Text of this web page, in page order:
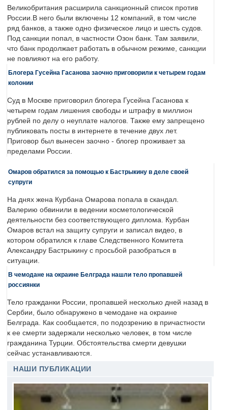
Великобритания расширила санкционный список против
России.В него были включены 12 компаний, в том числе
ряд банков, а также одно физическое лицо и шесть судов.
Под санкции попал, в частности Озон банк. Там заявили,
что банк продолжает работать в обычном режиме, санкции
не повлияют на его работу.
Блогера Гусейна Гасанова заочно приговорили к четырем годам
колонии
Суд в Москве приговорил блогера Гусейна Гасанова к
четырем годам лишения свободы и штрафу в миллион
рублей по делу о неуплате налогов. Также ему запрещено
публиковать посты в интернете в течение двух лет.
Приговор был вынесен заочно - блогер проживает за
пределами России.
Омаров обратился за помощью к Бастрыкину в деле своей
супруги
На днях жена Курбана Омарова попала в скандал.
Валерию обвинили в ведении косметологической
деятельности без соответствующего диплома. Курбан
Омаров встал на защиту супруги и записал видео, в
котором обратился к главе Следственного Комитета
Александру Бастрыкину с просьбой разобраться в
ситуации.
В чемодане на окраине Белграда нашли тело пропавшей
россиянки
Тело гражданки России, пропавшей несколько дней назад в
Сербии, было обнаружено в чемодане на окраине
Белграда. Как сообщается, по подозрению в причастности
к ее смерти задержали несколько человек, в том числе
гражданина Турции. Обстоятельства смерти девушки
сейчас устанавливаются.
НАШИ ПУБЛИКАЦИИ